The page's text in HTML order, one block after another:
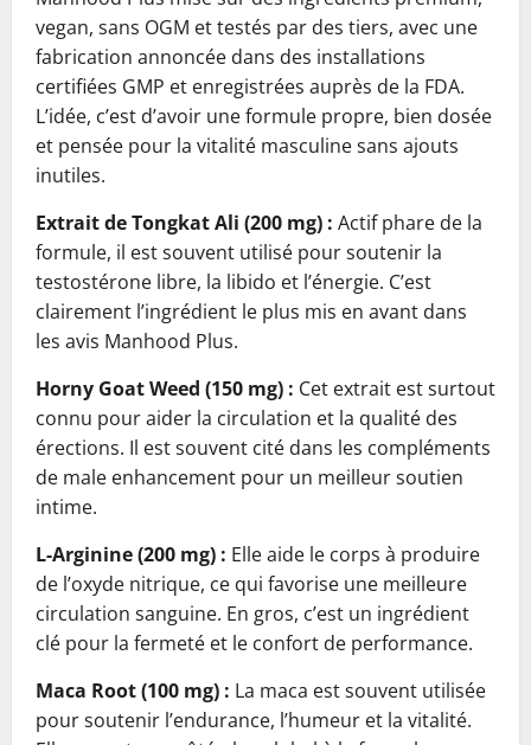
vegan, sans OGM et testés par des tiers, avec une
fabrication annoncée dans des installations
certifiées GMP et enregistrées auprès de la FDA.
L’idée, c’est d’avoir une formule propre, bien dosée
et pensée pour la vitalité masculine sans ajouts
inutiles.
Extrait de Tongkat Ali (200 mg) : Actif phare de la
formule, il est souvent utilisé pour soutenir la
testostérone libre, la libido et l’énergie. C’est
clairement l’ingrédient le plus mis en avant dans
les avis Manhood Plus.
Horny Goat Weed (150 mg) : Cet extrait est surtout
connu pour aider la circulation et la qualité des
érections. Il est souvent cité dans les compléments
de male enhancement pour un meilleur soutien
intime.
L-Arginine (200 mg) : Elle aide le corps à produire
de l’oxyde nitrique, ce qui favorise une meilleure
circulation sanguine. En gros, c’est un ingrédient
clé pour la fermeté et le confort de performance.
Maca Root (100 mg) : La maca est souvent utilisée
pour soutenir l’endurance, l’humeur et la vitalité.